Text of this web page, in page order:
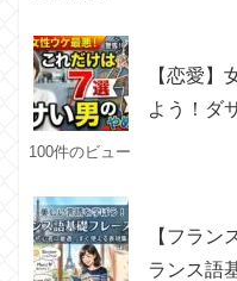
【恋愛】
よう！ダ
100件のビュー
【フラン
ランス語